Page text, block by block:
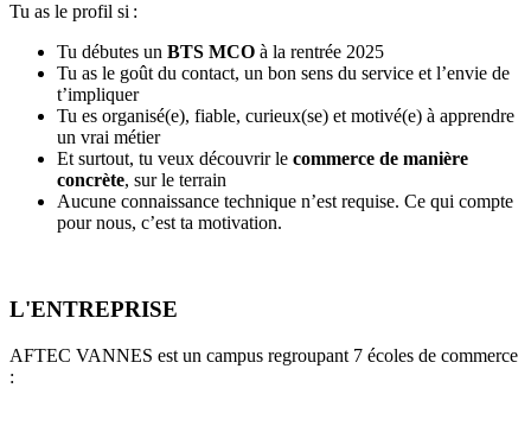
Tu as le profil si :
Tu débutes un BTS MCO à la rentrée 2025
Tu as le goût du contact, un bon sens du service et l’envie de
t’impliquer
Tu es organisé(e), fiable, curieux(se) et motivé(e) à apprendre
un vrai métier
Et surtout, tu veux découvrir le commerce de manière
concrète, sur le terrain
Aucune connaissance technique n’est requise. Ce qui compte
pour nous, c’est ta motivation.
L'ENTREPRISE
AFTEC VANNES est un campus regroupant 7 écoles de commerce
: